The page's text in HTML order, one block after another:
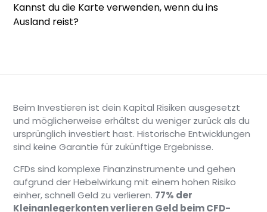
Kannst du die Karte verwenden, wenn du ins
Ausland reist?
Beim Investieren ist dein Kapital Risiken ausgesetzt
und möglicherweise erhältst du weniger zurück als du
ursprünglich investiert hast. Historische Entwicklungen
sind keine Garantie für zukünftige Ergebnisse.
CFDs sind komplexe Finanzinstrumente und gehen
aufgrund der Hebelwirkung mit einem hohen Risiko
einher, schnell Geld zu verlieren. 77% der
Kleinanlegerkonten verlieren Geld beim CFD-